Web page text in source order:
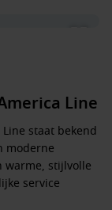
Line
staat bekend
moderne
stijlvolle
service